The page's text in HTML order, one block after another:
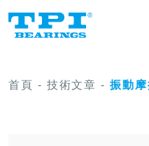
首頁 - 技術文章 -振動